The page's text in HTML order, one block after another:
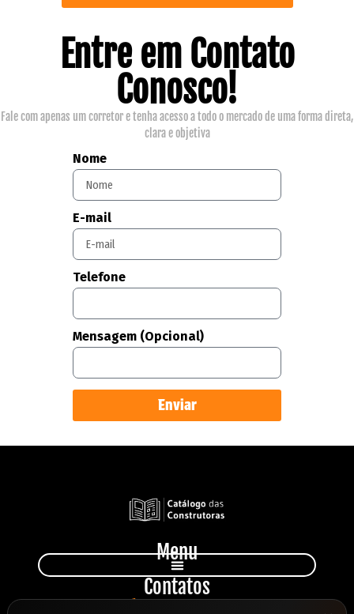
Entre em Contato
Conosco!
Fale com apenas um corretor e tenha acesso a todo o mercado de uma forma direta,
clara e objetiva
Nome
E-mail
Telefone
Mensagem (Opcional)
Enviar
Menu
Contatos
+55 11 949 231 810